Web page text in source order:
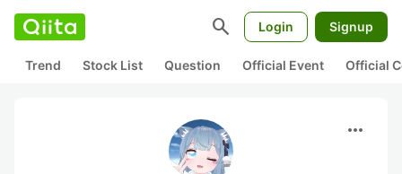
search Login Signup
Trend Stock List Question Official Event Official
more_horiz